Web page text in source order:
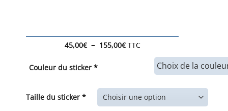
45,00€ – 155,00€Plage
TTC
Couleur du sticker*
Taille du sticker *